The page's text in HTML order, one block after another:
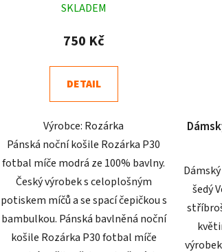
hodnocení
produktu
4,8
z
hvězdiček.
SKLADEM
750 Kč
DETAIL
Výrobce: Rozárka
Pánská noční košile Rozárka P30
fotbal míče modrá ze 100% bavlny.
Český výrobek s celoplošným
potiskem míčů a se spací čepičkou s
bambulkou. Pánská bavlněná noční
košile Rozárka P30 fotbal míče
šedý